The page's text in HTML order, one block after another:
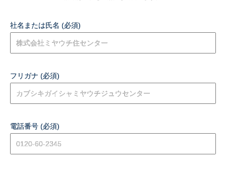
社名または氏名 (必須)
フリガナ (必須)
電話番号 (必須)